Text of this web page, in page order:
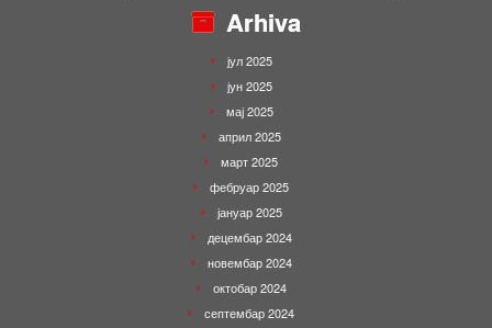
Arhiva
јул 2025
јун 2025
мај 2025
април 2025
март 2025
фебруар 2025
јануар 2025
децембар 2024
новембар 2024
октобар 2024
септембар 2024